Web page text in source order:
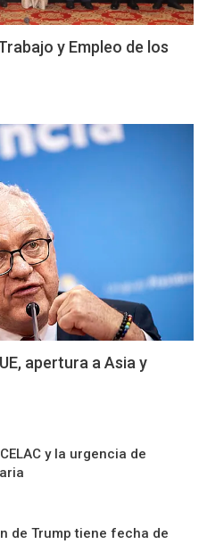
y Empleo de los
apertura a Asia y
y la urgencia de
de Trump tiene fecha de